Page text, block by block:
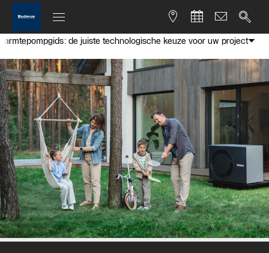
de juiste technologische keuze voor uw project